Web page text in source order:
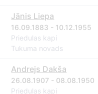
Jānis Liepa
16.09.1883 - 10.12.1955
Priedulas kapi
Tukuma novads
Andrejs Dakša
26.08.1907 - 08.08.1950
Priedulas kapi